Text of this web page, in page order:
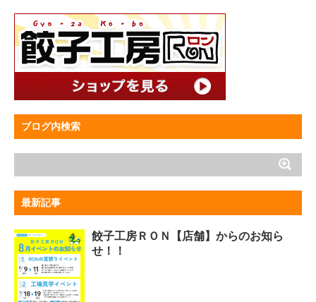
ブログ内検索
最新記事
餃子工房ＲＯＮ【店舗】からのお知ら
せ！！